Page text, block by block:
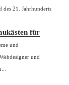
des 21. Jahrhunderts
für
und
und